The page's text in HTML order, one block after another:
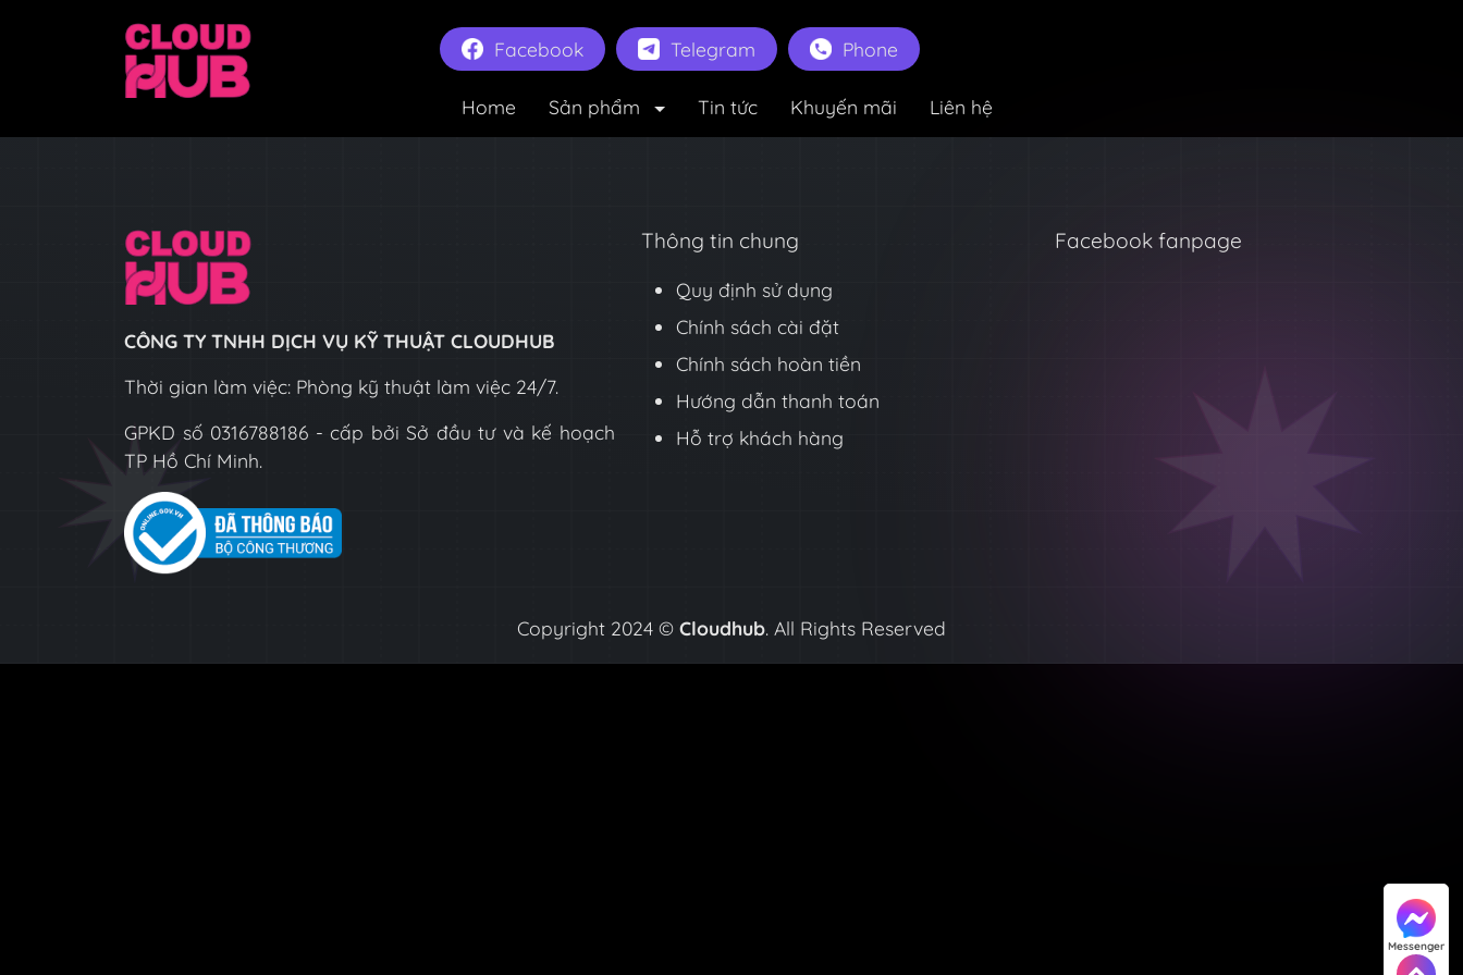
Facebook Telegram Phone
Home Sản phẩm Tin tức Khuyến mãi Liên hệ
CÔNG TY TNHH DỊCH VỤ KỸ THUẬT CLOUDHUB
Thời gian làm việc: Phòng kỹ thuật làm việc 24/7.
GPKD số 0316788186 - cấp bởi Sở đầu tư và kế hoạch
TP Hồ Chí Minh.
Thông tin chung
Quy định sử dụng
Chính sách cài đặt
Chính sách hoàn tiền
Hướng dẫn thanh toán
Hỗ trợ khách hàng
Facebook fanpage
Copyright 2024 © Cloudhub. All Rights Reserved
Messenger